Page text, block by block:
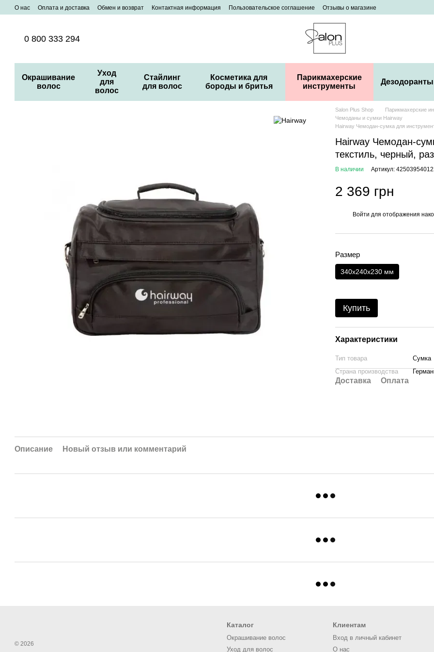
Перейти к основному контенту
О нас Оплата и доставка Обмен и возврат Контактная информация Пользовательское соглашение Отзывы о магазине
0 800 333 294
Окрашивание
волос
Уход
для
волос
Стайлинг
для волос
Косметика для
бороды и бритья
Парикмахерские
инструменты
Дезодоранты
Salon Plus Shop
Парикмахерские
Чемоданы и сумки Hairway
Hairway Чемодан-сумка для
Hairway Чемодан-
текстиль, черный,
В наличии Артикул:
2 369 грн
Войти для отображения
Размер
340х240х230 мм
Купить
Характеристики
Тип товара
Сумка
Страна производства
Доставка Оплата
Описание Новый отзыв или комментарий
© 2026
Каталог
Окрашивание волос
Уход для волос
Клиентам
Вход в личный кабинет
О нас